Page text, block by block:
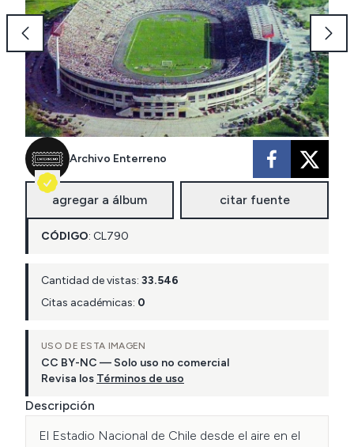
Archivo Enterreno
agregar a álbum citar fuente
CÓDIGO: CL790
Cantidad de vistas: 33.546
Citas académicas: 0
USO DE ESTA IMAGEN
CC BY-NC — Solo uso no comercial
Revisa los Términos de uso
Descripción
El Estadio Nacional de Chile desde el aire en el